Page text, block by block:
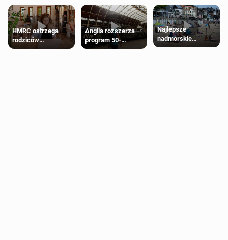
HMRC ostrzega
rodziców
pobierających Child
Anglia rozszerza
program 50-
procentowych
Najlepsze
nadmorskie
miasteczko blisko